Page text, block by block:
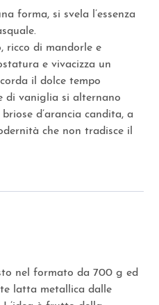
forma, si svela l’essenza
ricco di mandorle e
e vivacizza un
il dolce tempo
di vaniglia si alternano
d’arancia candita, a
che non tradisce il
nel formato da 700 g ed
latta metallica dalle